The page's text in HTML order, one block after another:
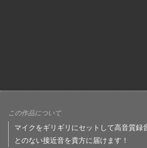
この作品について
マイクをギリギリにセットして高音質録
とのない接近音を貴方に届けます！